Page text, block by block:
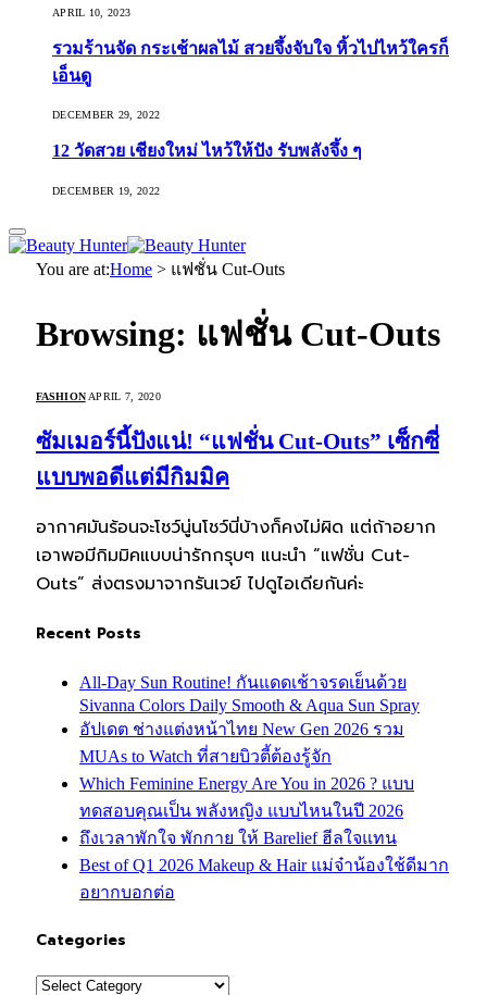
APRIL 10, 2023
รวมร้านจัด กระเช้าผลไม้ สวยจึ้งจับใจ หิ้วไปไหว้ใครก็
เอ็นดู
DECEMBER 29, 2022
12 วัดสวย เชียงใหม่ ไหว้ให้ปัง รับพลังจึ้ง ๆ
DECEMBER 19, 2022
You are at:Home > แฟชั่น Cut-Outs
Browsing: แฟชั่น Cut-Outs
FASHION APRIL 7, 2020
ซัมเมอร์นี้ปังแน่! “แฟชั่น Cut-Outs” เซ็กซี่
แบบพอดีแต่มีกิมมิค
อากาศมันร้อนจะโชว์นู่นโชว์นี่บ้างก็คงไม่ผิด แต่ถ้าอยาก
เอาพอมีกิมมิคแบบน่ารักกรุบๆ แนะนำ “แฟชั่น Cut-
Outs” ส่งตรงมาจากรันเวย์ ไปดูไอเดียกันค่ะ
Recent Posts
All-Day Sun Routine! กันแดดเช้าจรดเย็นด้วย
Sivanna Colors Daily Smooth & Aqua Sun Spray
อัปเดต ช่างแต่งหน้าไทย New Gen 2026 รวม
MUAs to Watch ที่สายบิวตี้ต้องรู้จัก
Which Feminine Energy Are You in 2026 ? แบบ
ทดสอบคุณเป็น พลังหญิง แบบไหนในปี 2026
ถึงเวลาพักใจ พักกาย ให้ Barelief ฮีลใจแทน
Best of Q1 2026 Makeup & Hair แม่จ๋าน้องใช้ดีมาก
อยากบอกต่อ
Categories
Categories